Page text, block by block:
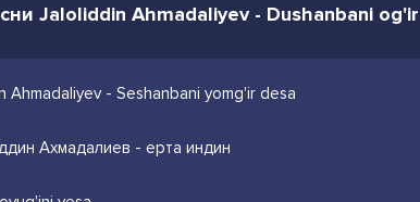
Jaloliddin Ahmadaliyev - Dushanbani
Ahmadaliyev - Seshanbani yomg'ir desa
Ахмадалиев - ерта индин